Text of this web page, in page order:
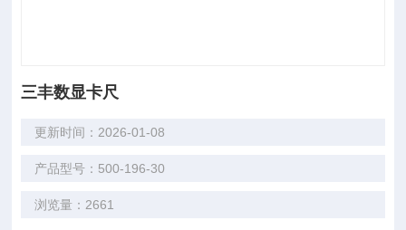
三丰数显卡尺
更新时间：2026-01-08
产品型号：500-196-30
浏览量：2661